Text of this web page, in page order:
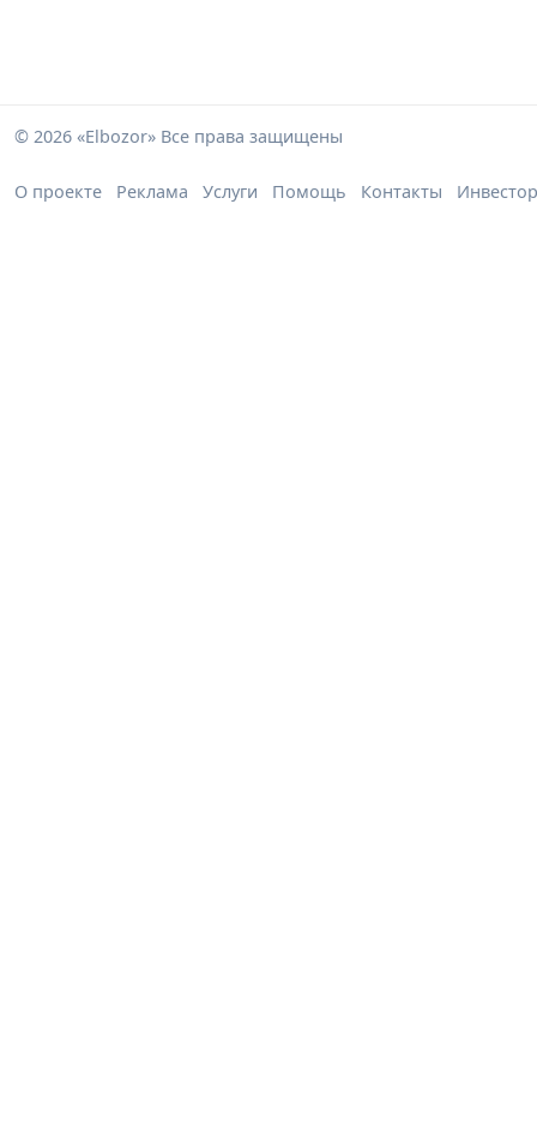
© 2026 «Elbozor» Все права защищены
О проекте Реклама Услуги Помощь Контакты